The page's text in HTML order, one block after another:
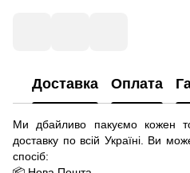
Доставка Оплата
Ми дбайливо пакуємо кожен
доставку по всій Україні. Ви
спосіб: